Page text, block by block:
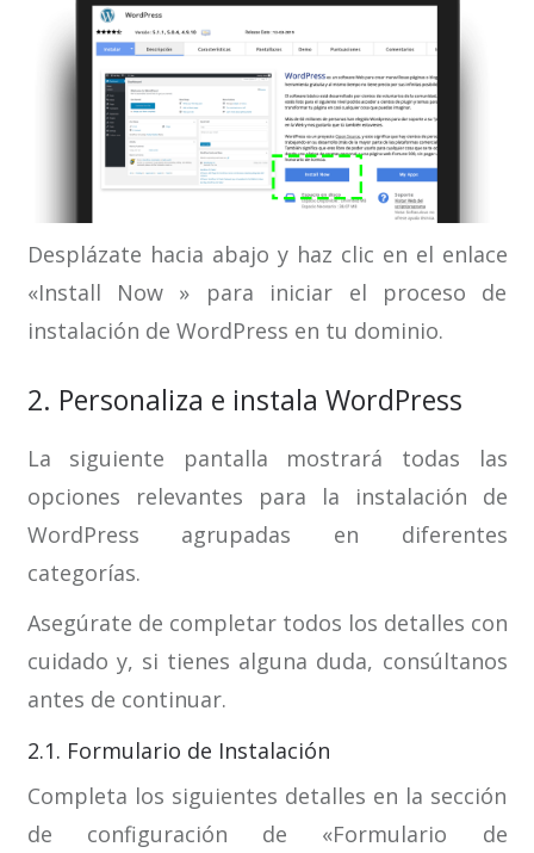
Desplázate hacia abajo y haz clic en el enlace
«Install Now » para iniciar el proceso de
instalación de WordPress en tu dominio.
2. Personaliza e instala WordPress
La siguiente pantalla mostrará todas las
opciones relevantes para la instalación de
WordPress agrupadas en diferentes
categorías.
Asegúrate de completar todos los detalles con
cuidado y, si tienes alguna duda, consúltanos
antes de continuar.
2.1. Formulario de Instalación
Completa los siguientes detalles en la sección
de configuración de «Formulario de